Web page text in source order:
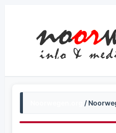
/